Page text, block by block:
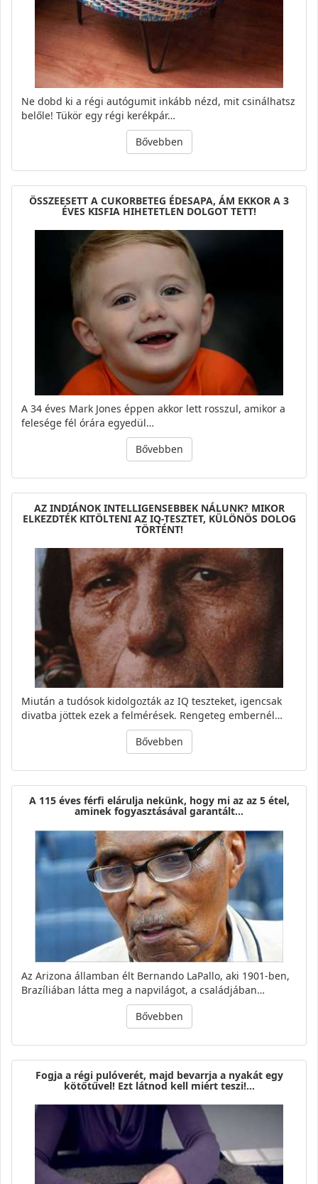
Ne dobd ki a régi autógumit inkább nézd, mit csinálhatsz
belőle! Tükör egy régi kerékpár…
Bővebben
ÖSSZEESETT A CUKORBETEG ÉDESAPA, ÁM EKKOR A 3
ÉVES KISFIA HIHETETLEN DOLGOT TETT!
A 34 éves Mark Jones éppen akkor lett rosszul, amikor a
felesége fél órára egyedül…
Bővebben
AZ INDIÁNOK INTELLIGENSEBBEK NÁLUNK? MIKOR
ELKEZDTÉK KITÖLTENI AZ IQ-TESZTET, KÜLÖNÖS DOLOG
TÖRTÉNT!
Miután a tudósok kidolgozták az IQ teszteket, igencsak
divatba jöttek ezek a felmérések. Rengeteg embernél…
Bővebben
A 115 éves férfi elárulja nekünk, hogy mi az az 5 étel,
aminek fogyasztásával garantált…
Az Arizona államban élt Bernando LaPallo, aki 1901-ben,
Brazíliában látta meg a napvilágot, a családjában…
Bővebben
Fogja a régi pulóverét, majd bevarrja a nyakát egy
kötőtűvel! Ezt látnod kell miért teszi!…